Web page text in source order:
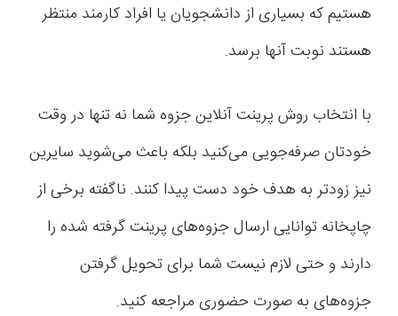
هستیم که بسیاری از دانشجویان یا افراد کارمند منتظر
هستند نوبت آنها برسد.
با انتخاب روش پرینت آنلاین جزوه شما نه تنها در وقت
خودتان صرفه‌جویی می‌کنید بلکه باعث می‌شوید سایرین
نیز زودتر به هدف خود دست پیدا کنند. ناگفته برخی از
چاپخانه توانایی ارسال جزوه‌های پرینت گرفته شده را
دارند و حتی لازم نیست شما برای تحویل گرفتن
جزوه‌های به صورت حضوری مراجعه کنید.